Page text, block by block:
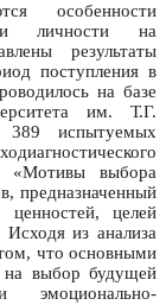
особенности
личности на
результаты
поступления в
на базе
им. Т.Г.
389 испытуемых
«Мотивы выбора
предназначенный
целей
из анализа
том, что основными
на выбор будущей
эмоционально-